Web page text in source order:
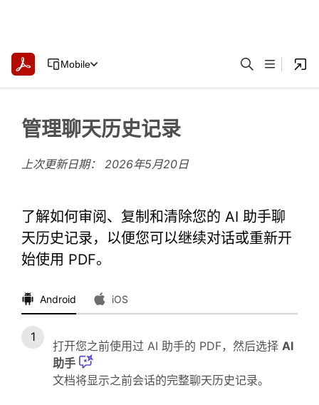
Mobile
管理聊天历史记录
上次更新日期： 2026年5月20日
了解如何审阅、复制和清除您的 AI 助手聊
天历史记录，以便您可以继续对话或重新开
始使用 PDF。
Android iOS
打开您之前使用过 AI 助手的 PDF，然后选择 AI
助手
文档将显示之前会话的完整聊天历史记录。